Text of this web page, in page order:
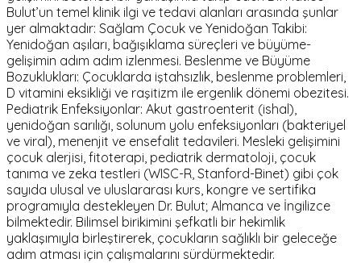
Bulut’un temel klinik ilgi ve tedavi alanları arasında şunlar
yer almaktadır: Sağlam Çocuk ve Yenidoğan Takibi:
Yenidoğan aşıları, bağışıklama süreçleri ve büyüme-
gelişimin adım adım izlenmesi. Beslenme ve Büyüme
Bozuklukları: Çocuklarda iştahsızlık, beslenme problemleri,
D vitamini eksikliği ve raşitizm ile ergenlik dönemi obezitesi.
Pediatrik Enfeksiyonlar: Akut gastroenterit (ishal),
yenidoğan sarılığı, solunum yolu enfeksiyonları (bakteriyel
ve viral), menenjit ve ensefalit tedavileri. Mesleki gelişimini
çocuk alerjisi, fitoterapi, pediatrik dermatoloji, çocuk
tanıma ve zeka testleri (WISC-R, Stanford-Binet) gibi çok
sayıda ulusal ve uluslararası kurs, kongre ve sertifika
programıyla destekleyen Dr. Bulut; Almanca ve İngilizce
bilmektedir. Bilimsel birikimini şefkatli bir hekimlik
yaklaşımıyla birleştirerek, çocukların sağlıklı bir geleceğe
adım atması için çalışmalarını sürdürmektedir.